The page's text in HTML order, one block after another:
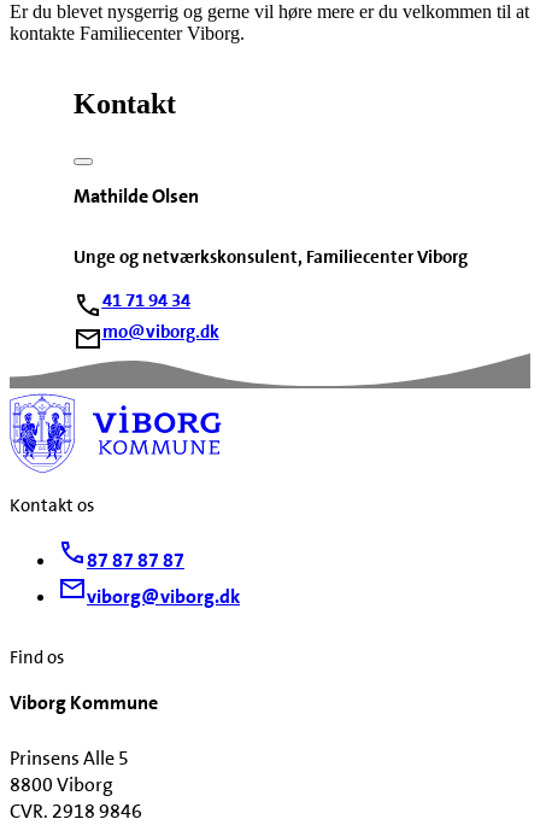
Er du blevet nysgerrig og gerne vil høre mere er du velkommen til at
kontakte Familiecenter Viborg.
Kontakt
Mathilde Olsen
Unge og netværkskonsulent, Familiecenter Viborg
41 71 94 34
mo@viborg.dk
Kontakt os
87 87 87 87
viborg@viborg.dk
Find os
Viborg Kommune
Prinsens Alle 5
8800 Viborg
CVR. 2918 9846